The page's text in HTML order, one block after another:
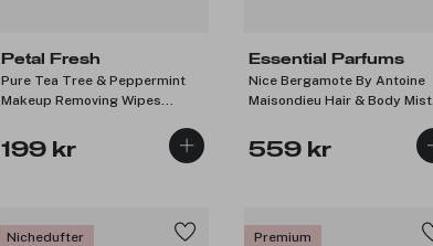
Petal Fresh
Pure Tea Tree & Peppermint
Makeup Removing Wipes
199 kr
Essential Parfums
Nice Bergamote By Antoine
Maisondieu Hair & Body Mist
559 kr
Nichedufter
Premium